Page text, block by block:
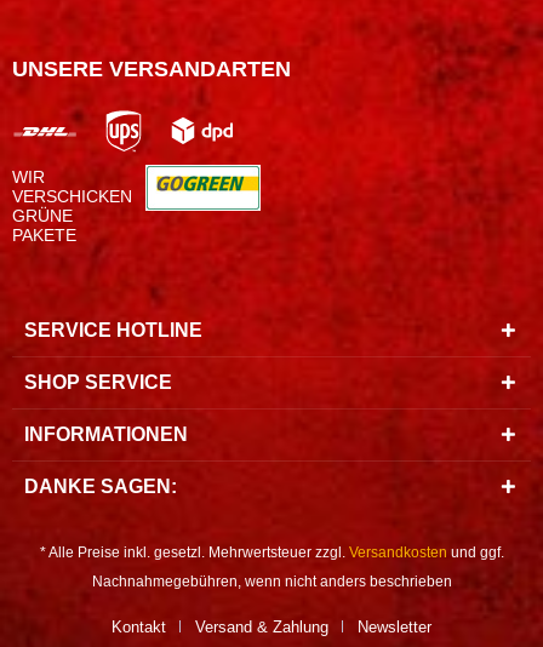
UNSERE VERSANDARTEN
WIR
VERSCHICKEN
GRÜNE
PAKETE
SERVICE HOTLINE
SHOP SERVICE
INFORMATIONEN
DANKE SAGEN:
* Alle Preise inkl. gesetzl. Mehrwertsteuer zzgl. Versandkosten und ggf.
Nachnahmegebühren, wenn nicht anders beschrieben
Kontakt Versand & Zahlung Newsletter